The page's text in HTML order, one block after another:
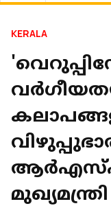
KERALA
മുഖ്യമന്ത്രി